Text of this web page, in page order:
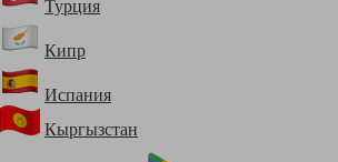
Турция
Кипр
Испания
Кыргызстан